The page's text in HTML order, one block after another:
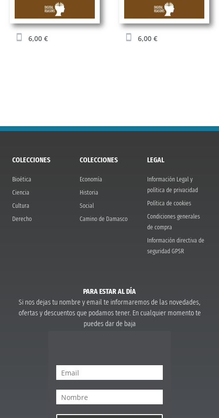
6,00 € 6,00 €
COLECCIONES
Bioética
Ciencia
Cultura
Derecho
COLECCIONES
Economía
Historia
Social
Camino de Damasco
LEGAL
Información Legal y
política de privacidad
Política de cookies
Condiciones generales
de compra
Información directiva de
seguridad GPSR
PARA ESTAR AL DÍA
Si nos dejas tu nombre y email te informaremos de las novedades,
ofertas y descuentos que podamos tener. En cualquier momento te
puedes dar de baja